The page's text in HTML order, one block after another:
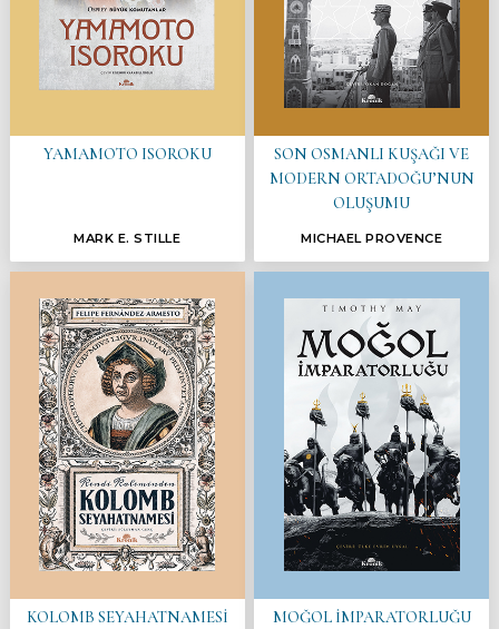
YAMAMOTO ISOROKU
MARK E. STILLE
SON OSMANLI KUŞAĞI VE
MODERN ORTADOĞU’NUN
OLUŞUMU
MICHAEL PROVENCE
KOLOMB SEYAHATNAMESİ MOĞOL İMPARATORLUĞU